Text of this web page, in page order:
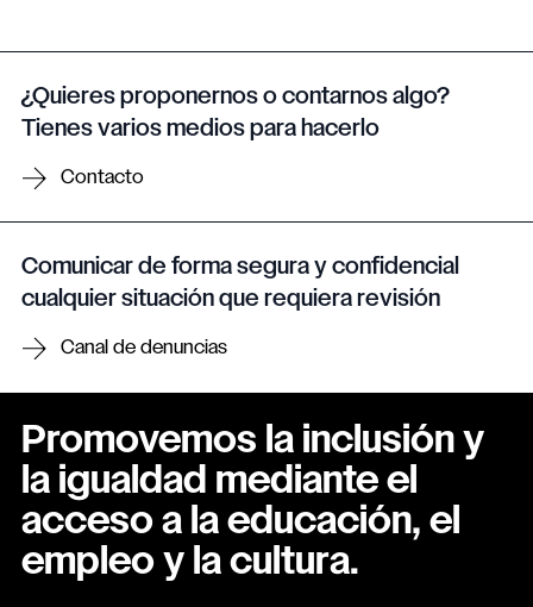
¿Quieres proponernos o contarnos algo?
Tienes varios medios para hacerlo
Contacto
Comunicar de forma segura y confidencial
cualquier situación que requiera revisión
Canal de denuncias
Promovemos la inclusión y
la igualdad mediante el
acceso a la educación, el
empleo y la cultura.